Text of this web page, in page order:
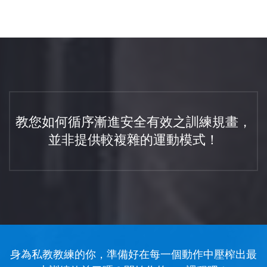
教您如何循序漸進安全有效之訓練規畫，
並非提供較複雜的運動模式！
身為私教教練的你，準備好在每一個動作中壓榨出最